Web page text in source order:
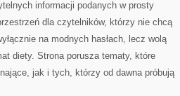
informacji podanych w prosty
dla czytelników, którzy nie chcą
na modnych hasłach, lecz wolą
diety. Strona porusza tematy, które
jak i tych, którzy od dawna próbują